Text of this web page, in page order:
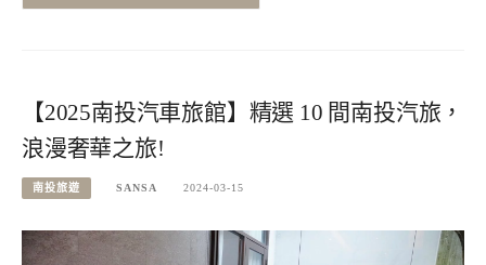
【2025南投汽車旅館】精選 10 間南投汽旅，
浪漫奢華之旅!
南投旅遊 SANSA 2024-03-15